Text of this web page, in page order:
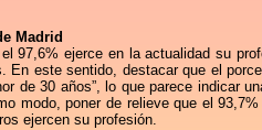
Madrid
97,6% ejerce en la actualidad su
este sentido, destacar que el
de 30 años”, lo que parece indicar
modo, poner de relieve que el
ejercen su profesión.